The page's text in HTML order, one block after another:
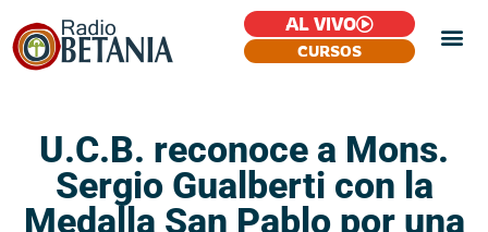
AL VIVO
CURSOS
U.C.B. reconoce a Mons.
Sergio Gualberti con la
Medalla San Pablo por una